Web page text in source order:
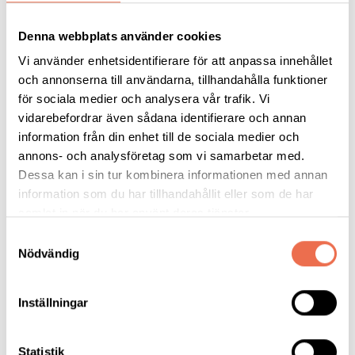
Denna webbplats använder cookies
Vi använder enhetsidentifierare för att anpassa innehållet
och annonserna till användarna, tillhandahålla funktioner
för sociala medier och analysera vår trafik. Vi
vidarebefordrar även sådana identifierare och annan
information från din enhet till de sociala medier och
annons- och analysföretag som vi samarbetar med.
Dessa kan i sin tur kombinera informationen med annan
information som du har tillhandahållit eller som de har
Nödvändig
Inställningar
Statistik
Vi skickar ut ett slutligt bekräftelsebrev med information om
avgångstider med mera i slutet av juni.
Betalning sker till bg 170-7611 senast 31/7.Kom ihåg att ange
vilka betalningen avser!
Anmälan
Anmälan, som är bindande, gör du genom att fylla i bifogad
blankett och skicka in så vi har den senast 29/4 2025.
Frågor? Ring Karin 070-593 71 90.
Mejla anmälningsblanketten till harren.karin@gmail.com
eller skicka med post till